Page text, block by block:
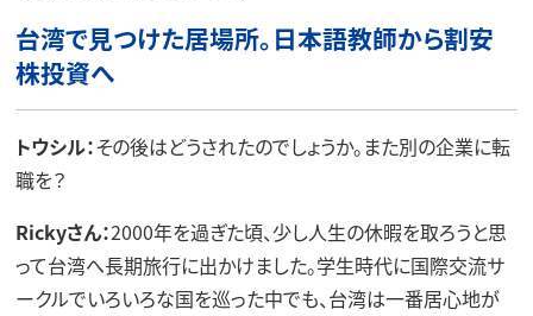
台湾で見つけた居場所。日本語教師から割安
株投資へ
トウシル：その後はどうされたのでしょうか。また別の企業に転
職を？
Rickyさん：2000年を過ぎた頃、少し人生の休暇を取ろうと思
って台湾へ長期旅行に出かけました。学生時代に国際交流サ
ークルでいろいろな国を巡った中でも、台湾は一番居心地が